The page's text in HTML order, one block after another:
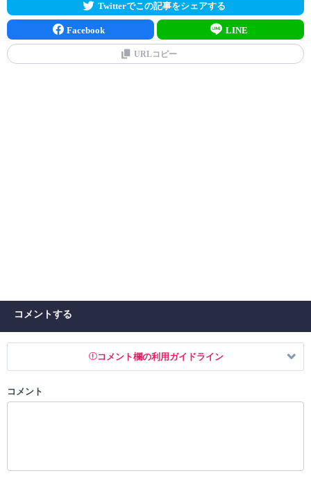
Twitterでこの記事をシェアする
Facebook LINE
URLコピー
コメントする
コメント欄の利用ガイドライン
以下の書き込みを禁止とし、場合によってはコメント削除や書き込み制
コメント